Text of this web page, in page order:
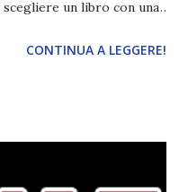
un libro con una
recap e sia perché
Avete quindi un bel
CONTINUA A LEGGERE!